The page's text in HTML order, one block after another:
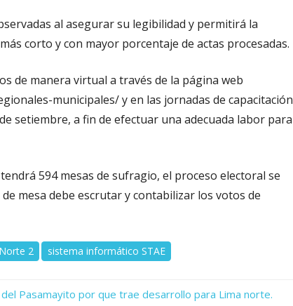
al asegurar su legibilidad y permitirá la
corto y con mayor porcentaje de actas procesadas.
de manera virtual a través de la página web
municipales/ y en las jornadas de capacitación
setiembre, a fin de efectuar una adecuada labor para
594 mesas de sufragio, el proceso electoral se
mesa debe escrutar y contabilizar los votos de
2 sistema informático STAE
Pasamayito por que trae desarrollo para Lima norte.